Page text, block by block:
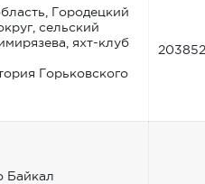
Городецкий
сельский
яхт-клуб
Горьковского
Байкал